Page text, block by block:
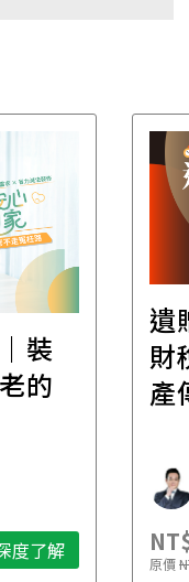
裝
的
度了解
遺
財
產
原價